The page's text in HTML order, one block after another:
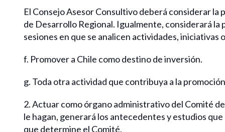
El Consejo Asesor Consultivo deberá considerar
de Desarrollo Regional. Igualmente, considerará
sesiones en que se analicen actividades,
f. Promover a Chile como destino de inversión.
g. Toda otra actividad que contribuya a la
2. Actuar como órgano administrativo del Comité
le hagan, generará los antecedentes y estudios
que determine el Comité.